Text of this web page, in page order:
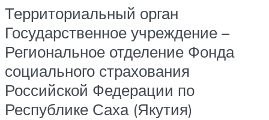
Территориальный орган
Государственное учреждение –
Региональное отделение Фонда
социального страхования
Российской Федерации по
Республике Саха (Якутия)